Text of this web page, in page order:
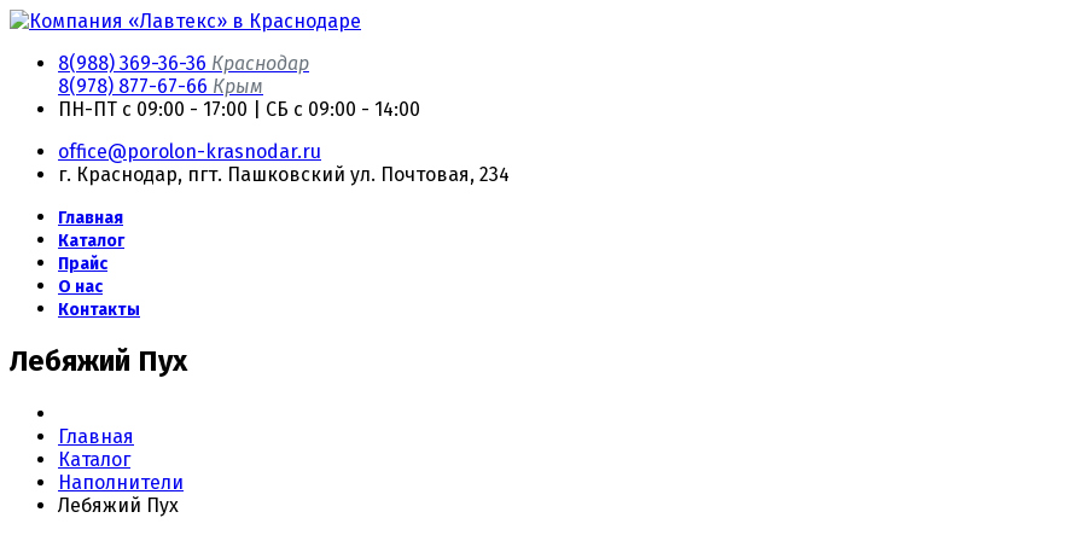
8(988) 369-36-36 Краснодар
8(978) 877-67-66 Крым
ПН-ПТ с 09:00 - 17:00 | СБ с 09:00 - 14:00
office@porolon-krasnodar.ru
г. Краснодар, пгт. Пашковский ул. Почтовая, 234
Главная
Каталог
Прайс
О нас
Контакты
Лебяжий Пух
Главная
Каталог
Наполнители
Лебяжий Пух